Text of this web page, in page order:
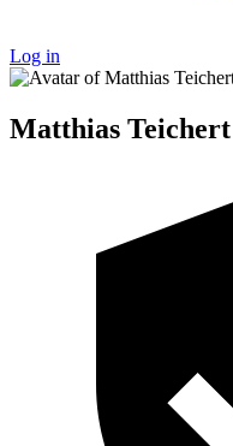
Log in
Matthias Teichert